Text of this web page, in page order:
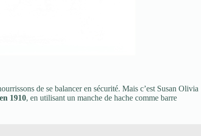
de se balancer en sécurité. Mais c’est Susan Olivia
1910, en utilisant un manche de hache comme barre